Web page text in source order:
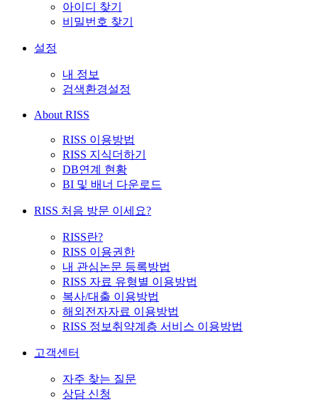
아이디 찾기
비밀번호 찾기
설정
내 정보
검색환경설정
About RISS
RISS 이용방법
RISS 지식더하기
DB연계 현황
BI 및 배너 다운로드
RISS 처음 방문 이세요?
RISS란?
RISS 이용권한
내 관심논문 등록방법
RISS 자료 유형별 이용방법
복사/대출 이용방법
해외전자자료 이용방법
RISS 정보취약계층 서비스 이용방법
고객센터
자주 찾는 질문
상담 신청